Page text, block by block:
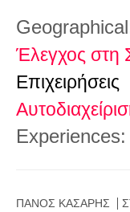
Έλεγχος στη
Επιχειρήσεις
Experiences:
ΠΆΝΟΣ ΚΆΣΑΡΗΣ